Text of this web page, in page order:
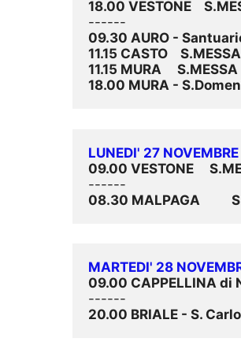
18.00 VESTONE
09.30 AURO -
11.15 CASTO    S.MESSA
11.15 MURA     S.MESSA
18.00 MURA -
LUNEDI' 27
09.00 VESTONE
08.30 MALPAGA
MARTEDI' 28
09.00 CAPPELLINA di
20.00 BRIALE - S.